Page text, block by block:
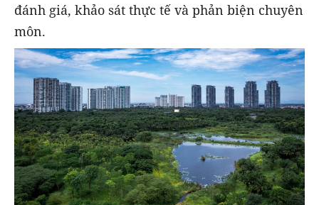
đánh giá, khảo sát thực tế và phản biện chuyên
môn.